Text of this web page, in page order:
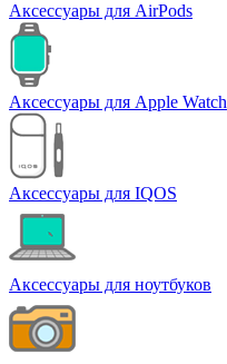
Аксессуары для AirPods
Аксессуары для Apple Watch
Аксессуары для IQOS
Аксессуары для ноутбуков